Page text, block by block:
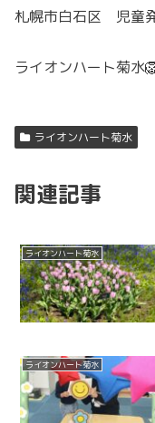
札幌市白石区 児童
ライオンハート菊水
ライオンハート菊水
関連記事
ライオンハート菊水
ライオンハート菊水